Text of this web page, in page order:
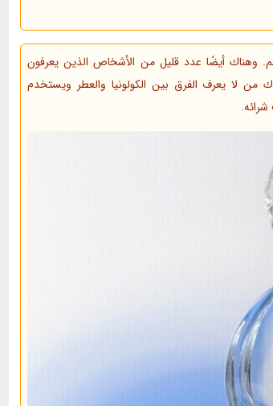
وهناك أيضًا عدد قليل من الأشخاص الذين يعرفون
من لا يعرف الفرق بين الكولونيا والعطر ويستخدم